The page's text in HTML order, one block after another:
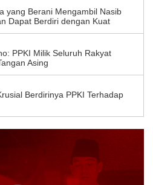
yang Berani Mengambil Nasib
Dapat Berdiri dengan Kuat
PPKI Milik Seluruh Rakyat
Asing
Berdirinya PPKI Terhadap